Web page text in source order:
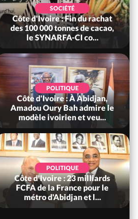
SOCIÉTÉ
Côte d'Ivoire : Fin du rachat
des 100 000 tonnes de cacao,
le SYNARFA-CI co...
POLITIQUE
Côte d'Ivoire : À Abidjan,
Amadou Oury Bah admire le
modèle ivoirien et veu...
POLITIQUE
Côte d'Ivoire : 23 milliards
FCFA de la France pour le
métro d'Abidjan et l...